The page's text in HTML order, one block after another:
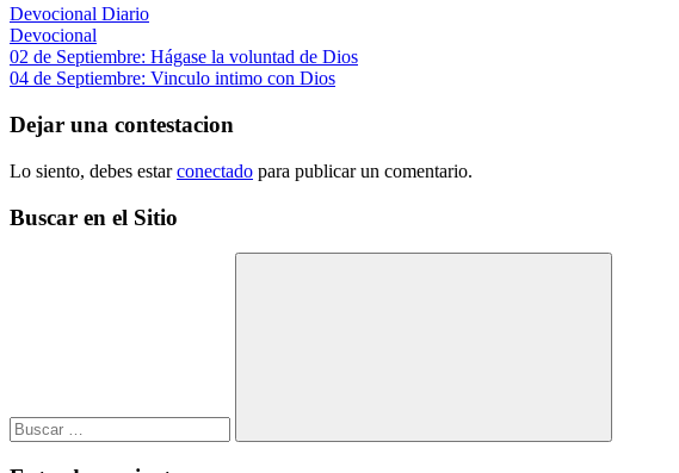
Devocional Diario
Devocional
Navegación
de
entradas
Entrada
anterior:
02 de Septiembre: Hágase la voluntad de Dios
Siguiente
04 de Septiembre: Vinculo intimo con Dios
Dejar una contestacion
Lo siento, debes estarconectado para publicar un comentario.
Buscar en el Sitio
Buscar